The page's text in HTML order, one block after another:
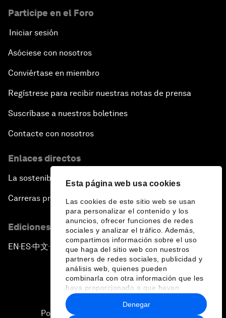
Esta página web usa cookies
Las cookies de este sitio web se usan
para personalizar el contenido y los
anuncios, ofrecer funciones de redes
sociales y analizar el tráfico. Además,
compartimos información sobre el uso
que haga del sitio web con nuestros
partners de redes sociales, publicidad y
análisis web, quienes pueden
combinarla con otra información que les
haya proporcionado o que hayan
recopilado a partir del uso que haya
hecho de sus servicios.
Denegar
Participe en el Foro
Iniciar sesión
Asóciese con nosotros
Conviértase en miembro
Regístrese para recibir nuestras notas de prensa
Suscríbase a nuestros boletines
Contacte con nosotros
Enlaces directos
La sostenibilidad en el Foro
Carreras profesionales
Ediciones en otros idiomas
EN ▪ ES▪中文▪ 日本語
Política de privacidad y normas de uso